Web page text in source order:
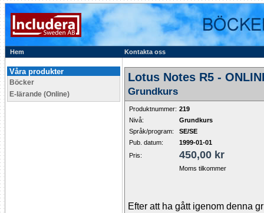
Hem Kontakta oss
Våra produkter
Böcker
E-lärande (Online)
Lotus Notes R5 -
Grundkurs
Produktnummer: 219
Nivå:
Grundkurs
Språk/program:
SE/SE
Pub. datum:
1999-01-01
Pris:
450,00 kr
Moms tilkommer
Efter att ha gått igenom denna